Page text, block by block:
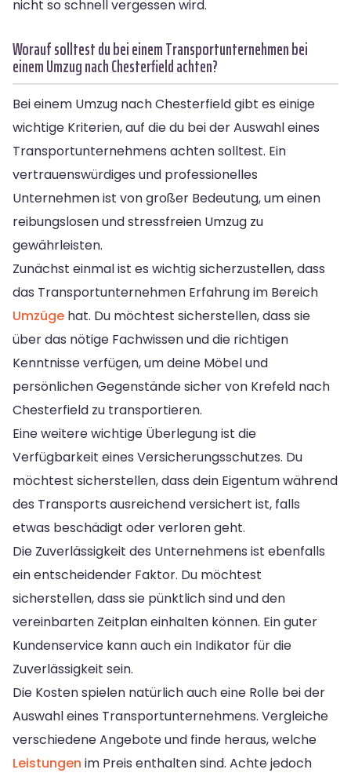
nicht so schnell vergessen wird.
Worauf solltest du bei einem Transportunternehmen bei
einem Umzug nach Chesterfield achten?
Bei einem Umzug nach Chesterfield gibt es einige
wichtige Kriterien, auf die du bei der Auswahl eines
Transportunternehmens achten solltest. Ein
vertrauenswürdiges und professionelles
Unternehmen ist von großer Bedeutung, um einen
reibungslosen und stressfreien Umzug zu
gewährleisten.
Zunächst einmal ist es wichtig sicherzustellen, dass
das Transportunternehmen Erfahrung im Bereich
Umzüge hat. Du möchtest sicherstellen, dass sie
über das nötige Fachwissen und die richtigen
Kenntnisse verfügen, um deine Möbel und
persönlichen Gegenstände sicher von Krefeld nach
Chesterfield zu transportieren.
Eine weitere wichtige Überlegung ist die
Verfügbarkeit eines Versicherungsschutzes. Du
möchtest sicherstellen, dass dein Eigentum während
des Transports ausreichend versichert ist, falls
etwas beschädigt oder verloren geht.
Die Zuverlässigkeit des Unternehmens ist ebenfalls
ein entscheidender Faktor. Du möchtest
sicherstellen, dass sie pünktlich sind und den
vereinbarten Zeitplan einhalten können. Ein guter
Kundenservice kann auch ein Indikator für die
Zuverlässigkeit sein.
Die Kosten spielen natürlich auch eine Rolle bei der
Auswahl eines Transportunternehmens. Vergleiche
verschiedene Angebote und finde heraus, welche
Leistungen im Preis enthalten sind. Achte jedoch